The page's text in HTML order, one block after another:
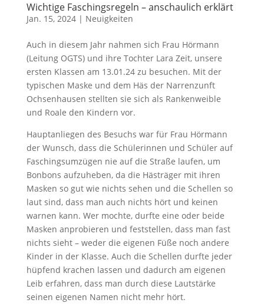
Wichtige Faschingsregeln – anschaulich erklärt
Jan. 15, 2024| Neuigkeiten
Auch in diesem Jahr nahmen sich Frau Hörmann
(Leitung OGTS) und ihre Tochter Lara Zeit, unsere
ersten Klassen am 13.01.24 zu besuchen. Mit der
typischen Maske und dem Häs der Narrenzunft
Ochsenhausen stellten sie sich als Rankenweible
und Roale den Kindern vor.
Hauptanliegen des Besuchs war für Frau Hörmann
der Wunsch, dass die Schülerinnen und Schüler auf
Faschingsumzügen nie auf die Straße laufen, um
Bonbons aufzuheben, da die Hästräger mit ihren
Masken so gut wie nichts sehen und die Schellen so
laut sind, dass man auch nichts hört und keinen
warnen kann. Wer mochte, durfte eine oder beide
Masken anprobieren und feststellen, dass man fast
nichts sieht – weder die eigenen Füße noch andere
Kinder in der Klasse. Auch die Schellen durfte jeder
hüpfend krachen lassen und dadurch am eigenen
Leib erfahren, dass man durch diese Lautstärke
seinen eigenen Namen nicht mehr hört.